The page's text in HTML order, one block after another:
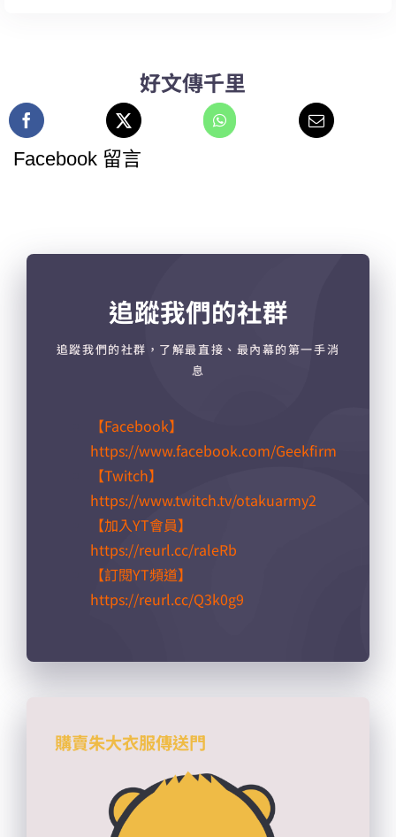
好文傳千里
Facebook 留言
追蹤我們的社群
追蹤我們的社群，了解最直接、最內幕的第一手消
息
【Facebook】
https://www.facebook.com/Geekfirm
【Twitch】
https://www.twitch.tv/otakuarmy2
【加入YT會員】
https://reurl.cc/raleRb​
【訂閱YT頻道】
https://reurl.cc/Q3k0g9​
購賣朱大衣服傳送門